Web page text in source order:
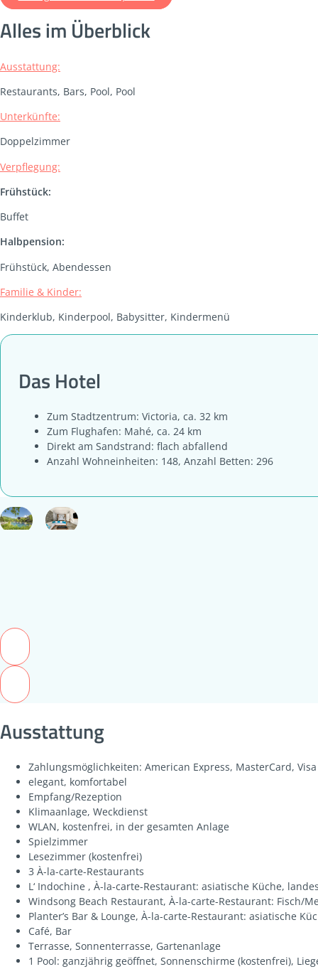
Alles im Überblick
Ausstattung:
Restaurants, Bars, Pool, Pool
Unterkünfte:
Doppelzimmer
Verpflegung:
Frühstück:
Buffet
Halbpension:
Frühstück, Abendessen
Familie & Kinder:
Kinderklub, Kinderpool, Babysitter, Kindermenü
Das Hotel
Zum Stadtzentrum: Victoria, ca. 32 km
Zum Flughafen: Mahé, ca. 24 km
Direkt am Sandstrand: flach abfallend
Anzahl Wohneinheiten: 148, Anzahl Betten: 296
Ausstattung
Zahlungsmöglichkeiten: American Express, MasterCard, Visa
elegant, komfortabel
Empfang/Rezeption
Klimaanlage, Weckdienst
WLAN, kostenfrei, in der gesamten Anlage
Spielzimmer
Lesezimmer (kostenfrei)
3 À-la-carte-Restaurants
L‘ Indochine , À-la-carte-Restaurant: asiatische Küche,
Windsong Beach Restaurant, À-la-carte-Restaurant: Fisch/
Planter’s Bar & Lounge, À-la-carte-Restaurant: asiatische
Café, Bar
Terrasse, Sonnenterrasse, Gartenanlage
1 Pool: ganzjährig geöffnet, Sonnenschirme (kostenfrei),